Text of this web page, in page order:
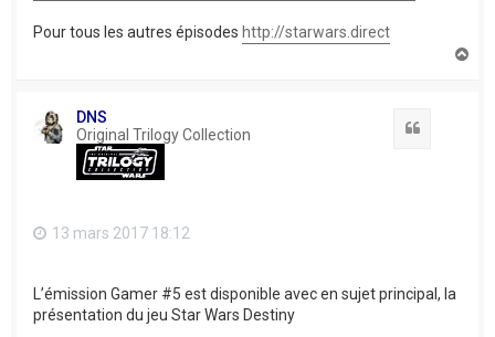
Pour tous les autres épisodes http://starwars.direct
DNS
Original Trilogy Collection
13 mars 2017 18:12
L’émission Gamer #5 est disponible avec en sujet principal, la
présentation du jeu Star Wars Destiny